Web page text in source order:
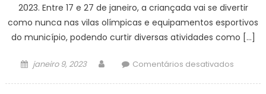
(11)
–
Agência
Notícias
2023. Entre 17 e 27 de janeiro, a criançada vai se divertir
como nunca nas vilas olímpicas e equipamentos esportivos
do município, podendo curtir diversas atividades como […]
Posted
janeiro 9, 2023 AuthorComentários desativadosem